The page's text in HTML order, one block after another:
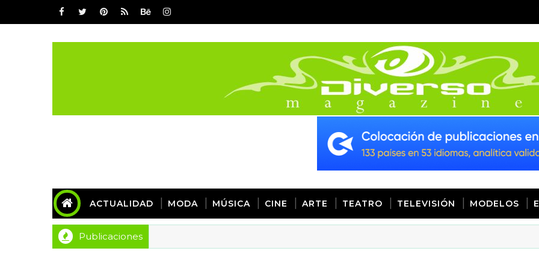
ACTUALIDAD MODA MÚSICA CINE ARTE TEATRO TELEVISIÓN MODELOS
Publicaciones